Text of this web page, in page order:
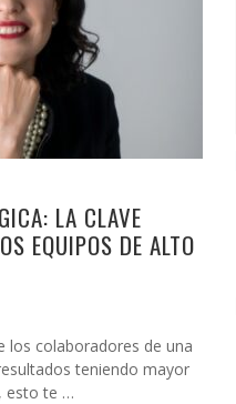
LA CLAVE
EQUIPOS DE ALTO
los colaboradores de una
teniendo mayor
esto te …